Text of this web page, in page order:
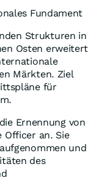
Fundament
Strukturen in
Osten erweitert
Märkten. Ziel
für
Ernennung von
Officer an. Sie
und
des